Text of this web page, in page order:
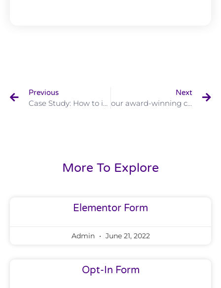
Previous
Case Study: How to improve SEO scores
Next
our award-winning creative campaign
More To Explore
Elementor Form
Admin June 21, 2022
Opt-In Form